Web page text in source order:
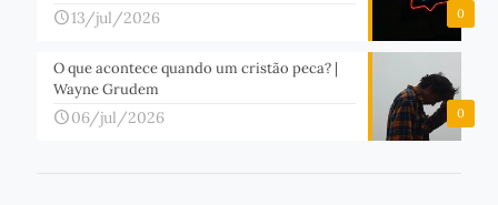
0
13/jul/2026
0
O que acontece quando um cristão peca? |
Wayne Grudem
06/jul/2026